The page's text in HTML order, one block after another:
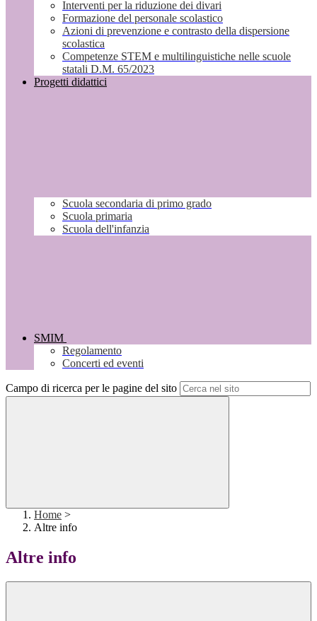
Interventi per la riduzione dei divari
Formazione del personale scolastico
Azioni di prevenzione e contrasto della dispersione
scolastica
Competenze STEM e multilinguistiche nelle scuole
statali D.M. 65/2023
Progetti didattici
Scuola secondaria di primo grado
Scuola primaria
Scuola dell'infanzia
SMIM
Regolamento
Concerti ed eventi
Campo di ricerca per le pagine del sito
Home >
Altre info
Altre info